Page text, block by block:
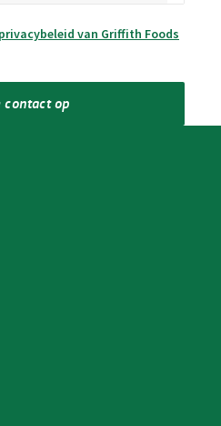
van Griffith Foods
contact op